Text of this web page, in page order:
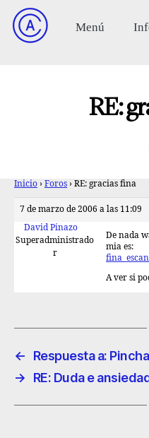
RE:
Inicio › Foros › RE: gracias fina
7 de marzo de 2006 a las 11:09
David Pinazo
Superadministrado
r
De nada
mia es:
A ver si
←
Respuesta a:
→
RE: Duda e